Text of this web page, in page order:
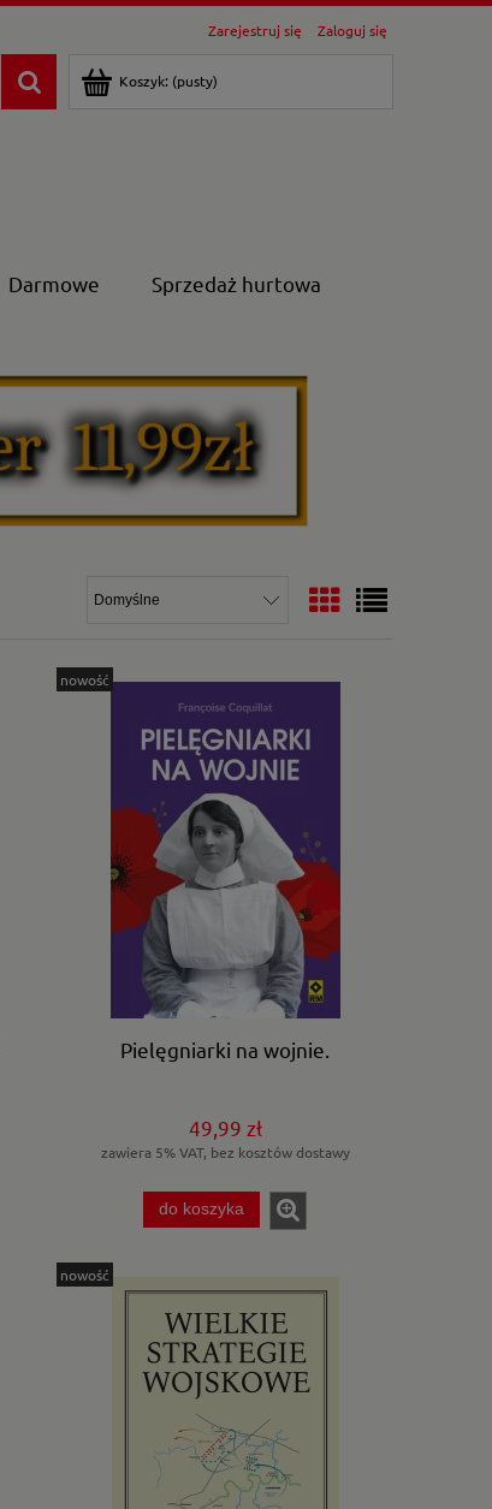
Zarejestruj się Zaloguj się
Koszyk: (pusty)
Darmowe Sprzedaż hurtowa
Pielęgniarki na wojnie.
49,99 zł
zawiera 5% VAT, bez kosztów dostawy
do koszyka
nowość
nowość